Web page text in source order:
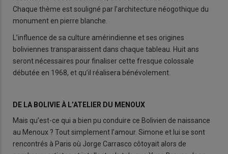
Chaque thème est souligné par l’architecture néogothique du
monument en pierre blanche.
L’influence de sa culture amérindienne et ses origines
boliviennes transparaissent dans chaque tableau. Huit ans
seront nécessaires pour finaliser cette fresque colossale
débutée en 1968, et qu’il réalisera bénévolement.
DE LA BOLIVIE À L’ATELIER DU MENOUX
Mais qu’est-ce qui a bien pu conduire ce Bolivien de naissance
au Menoux ? Tout simplement l’amour. Simone et lui se sont
rencontrés à Paris où Jorge Carrasco côtoyait alors de